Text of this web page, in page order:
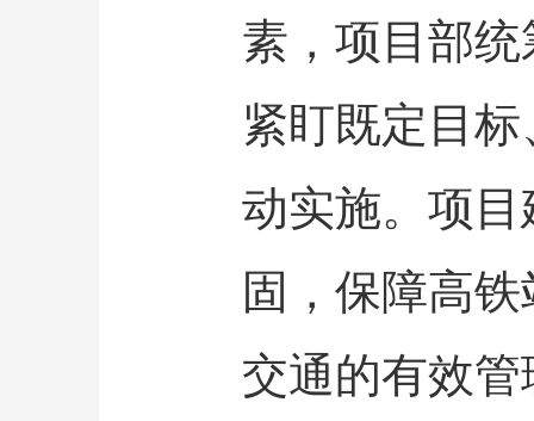
素，项目部
紧盯既定目
动实施。项
固，保障高
交通的有效